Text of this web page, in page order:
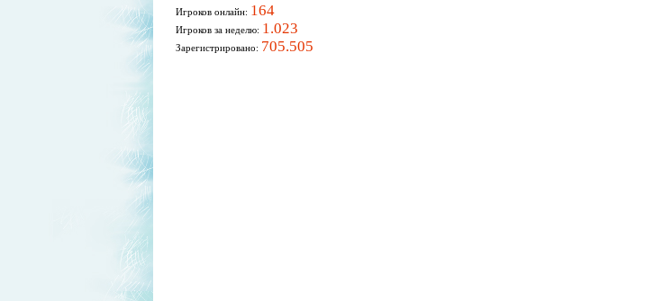
Игроков онлайн: 164
Игроков за неделю: 1.023
Зарегистрировано: 705.505